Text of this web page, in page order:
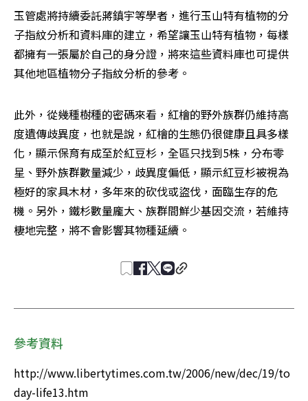
玉管處將持續委託蔣鎮宇等學者，進行玉山特有植物的分
子指紋分析和資料庫的建立，希望讓玉山特有植物，每樣
都擁有一張屬於自己的身分證，將來這些資料庫也可提供
其他地區植物分子指紋分析的參考。
此外，從幾種樹種的密碼來看，紅檜的野外族群仍維持高
度遺傳歧異度，也就是說，紅檜的生態仍很健康且具多樣
化，顯示保育有成至於紅豆杉，全區只找到5株，分布零
星、野外族群數量減少，歧異度偏低，顯示紅豆杉被視為
極好的家具木材，多年來的砍伐或盜伐，面臨生存的危
機。另外，鐵杉數量龐大、族群間鮮少基因交流，若維持
棲地完整，將不會影響其物種延續。
參考資料
http://www.libertytimes.com.tw/2006/new/dec/19/to
day-life13.htm